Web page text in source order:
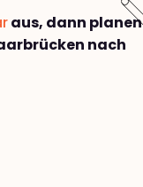
aus, dann planen
nach